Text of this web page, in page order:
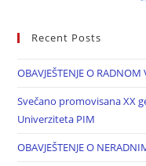
Recent Posts
OBAVJEŠTENJE O
Svečano promovisana XX
Univerziteta PIM
OBAVJEŠTENJE O